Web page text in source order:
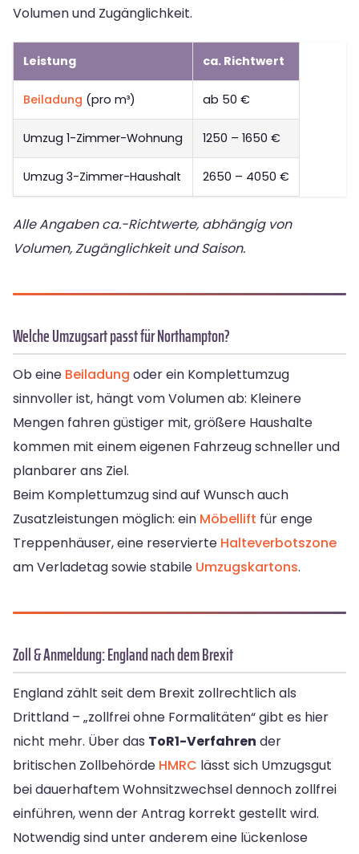
Volumen und Zugänglichkeit.
Leistung ca. Richtwert
Beiladung (pro m³) ab 50 €
Umzug 1-Zimmer-Wohnung 1250 – 1650 €
Umzug 3-Zimmer-Haushalt 2650 – 4050 €
Alle Angaben ca.-Richtwerte, abhängig von
Volumen, Zugänglichkeit und Saison.
Welche Umzugsart passt für Northampton?
Ob eine Beiladung oder ein Komplettumzug
sinnvoller ist, hängt vom Volumen ab: Kleinere
Mengen fahren güstiger mit, größere Haushalte
kommen mit einem eigenen Fahrzeug schneller und
planbarer ans Ziel.
Beim Komplettumzug sind auf Wunsch auch
Zusatzleistungen möglich: ein Möbellift für enge
Treppenhäuser, eine reservierte Halteverbotszone
am Verladetag sowie stabile Umzugskartons.
Zoll & Anmeldung: England nach dem Brexit
England zählt seit dem Brexit zollrechtlich als
Drittland – „zollfrei ohne Formalitäten“ gibt es hier
nicht mehr. Über das ToR1-Verfahren der
britischen Zollbehörde HMRC lässt sich Umzugsgut
bei dauerhaftem Wohnsitzwechsel dennoch zollfrei
einführen, wenn der Antrag korrekt gestellt wird.
Notwendig sind unter anderem eine lückenlose